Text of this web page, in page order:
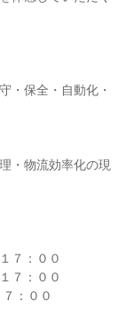
・保全・自動化・
・物流効率化の現
７：００
７：００
：００